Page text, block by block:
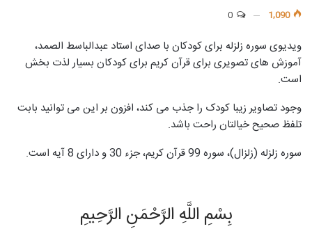
1,090
ویدیوی سوره زلزله برای کودکان با صدای استاد عبدالباسط الصمد،
آموزش های تصویری برای قرآن کریم برای کودکان بسیار لذت بخش
است.
وجود تصاویر زیبا کودک را جذب می کند، افزون بر این می توانید بابت
تلفظ صحیح خیالتان راحت باشد.
سوره زلزله (زلزال)، سوره 99 قرآن کریم، جزء 30 و دارای 8 آیه است.
بِسْمِ اللَّهِ الرَّحْمَنِ الرَّحِيمِ